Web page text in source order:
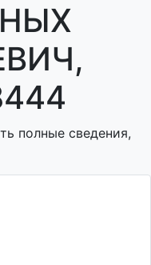
полные сведения,